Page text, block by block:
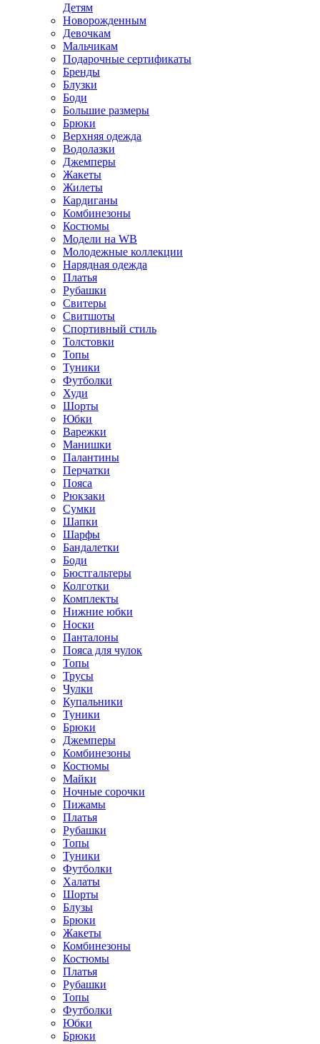
Детям
Новорожденным
Девочкам
Мальчикам
Подарочные сертификаты
Бренды
Блузки
Боди
Большие размеры
Брюки
Верхняя одежда
Водолазки
Джемперы
Жакеты
Жилеты
Кардиганы
Комбинезоны
Костюмы
Модели на WB
Молодежные коллекции
Нарядная одежда
Платья
Рубашки
Свитеры
Свитшоты
Спортивный стиль
Толстовки
Топы
Туники
Футболки
Худи
Шорты
Юбки
Варежки
Манишки
Палантины
Перчатки
Пояса
Рюкзаки
Сумки
Шапки
Шарфы
Бандалетки
Боди
Бюстгальтеры
Колготки
Комплекты
Нижние юбки
Носки
Панталоны
Поясa для чулок
Топы
Трусы
Чулки
Купальники
Туники
Брюки
Джемперы
Комбинезоны
Костюмы
Майки
Ночные сорочки
Пижамы
Платья
Рубашки
Топы
Туники
Футболки
Халаты
Шорты
Блузы
Брюки
Жакеты
Комбинезоны
Костюмы
Платья
Рубашки
Топы
Футболки
Юбки
Брюки